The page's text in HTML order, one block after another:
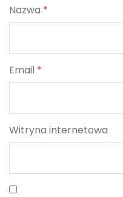
Nazwa *
Email *
Witryna internetowa